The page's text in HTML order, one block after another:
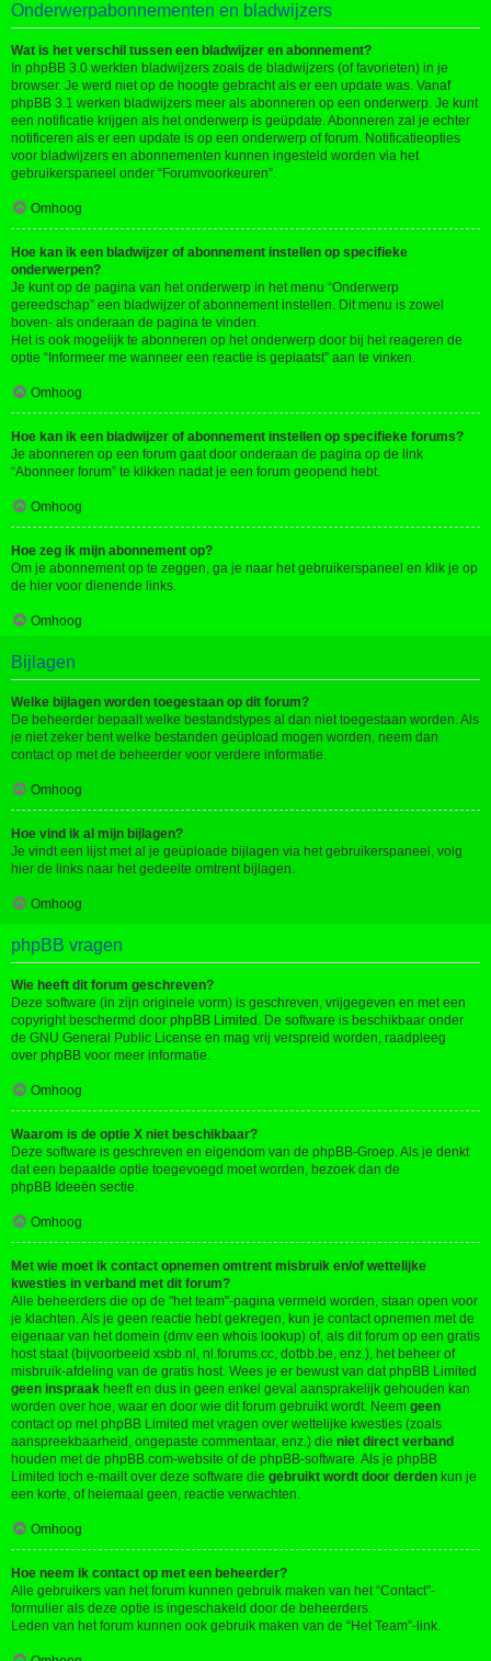
Onderwerpabonnementen en bladwijzers
Wat is het verschil tussen een bladwijzer en abonnement?
In phpBB 3.0 werkten bladwijzers zoals de bladwijzers (of favorieten) in je
browser. Je werd niet op de hoogte gebracht als er een update was. Vanaf
phpBB 3.1 werken bladwijzers meer als abonneren op een onderwerp. Je kunt
een notificatie krijgen als het onderwerp is geüpdate. Abonneren zal je echter
notificeren als er een update is op een onderwerp of forum. Notificatieopties
voor bladwijzers en abonnementen kunnen ingesteld worden via het
gebruikerspaneel onder “Forumvoorkeuren”.
Omhoog
Hoe kan ik een bladwijzer of abonnement instellen op specifieke
onderwerpen?
Je kunt op de pagina van het onderwerp in het menu “Onderwerp
gereedschap” een bladwijzer of abonnement instellen. Dit menu is zowel
boven- als onderaan de pagina te vinden.
Het is ook mogelijk te abonneren op het onderwerp door bij het reageren de
optie “Informeer me wanneer een reactie is geplaatst” aan te vinken.
Omhoog
Hoe kan ik een bladwijzer of abonnement instellen op specifieke forums?
Je abonneren op een forum gaat door onderaan de pagina op de link
“Abonneer forum” te klikken nadat je een forum geopend hebt.
Omhoog
Hoe zeg ik mijn abonnement op?
Om je abonnement op te zeggen, ga je naar het gebruikerspaneel en klik je op
de hier voor dienende links.
Omhoog
Bijlagen
Welke bijlagen worden toegestaan op dit forum?
De beheerder bepaalt welke bestandstypes al dan niet toegestaan worden. Als
je niet zeker bent welke bestanden geüpload mogen worden, neem dan
contact op met de beheerder voor verdere informatie.
Omhoog
Hoe vind ik al mijn bijlagen?
Je vindt een lijst met al je geüploade bijlagen via het gebruikerspaneel, volg
hier de links naar het gedeelte omtrent bijlagen.
Omhoog
phpBB vragen
Wie heeft dit forum geschreven?
Deze software (in zijn originele vorm) is geschreven, vrijgegeven en met een
copyright beschermd door phpBB Limited . De software is beschikbaar onder
de GNU General Public License en mag vrij verspreid worden, raadpleeg
over phpBB voor meer informatie.
Omhoog
Waarom is de optie X niet beschikbaar?
Deze software is geschreven en eigendom van de phpBB-Groep. Als je denkt
dat een bepaalde optie toegevoegd moet worden, bezoek dan de
phpBB Ideeën sectie.
Omhoog
Met wie moet ik contact opnemen omtrent misbruik en/of wettelijke
kwesties in verband met dit forum?
Alle beheerders die op de "het team"-pagina vermeld worden, staan open voor
je klachten. Als je geen reactie hebt gekregen, kun je contact opnemen met de
eigenaar van het domein (dmv een whois lookup) of, als dit forum op een gratis
host staat (bijvoorbeeld xsbb.nl, nl.forums.cc, dotbb.be, enz.), het beheer of
misbruik-afdeling van de gratis host. Wees je er bewust van dat phpBB Limited
geen inspraak heeft en dus in geen enkel geval aansprakelijk gehouden kan
worden over hoe, waar en door wie dit forum gebruikt wordt. Neem geen
contact op met phpBB Limited met vragen over wettelijke kwesties (zoals
aanspreekbaarheid, ongepaste commentaar, enz.) die niet direct verband
houden met de phpBB.com-website of de phpBB-software. Als je phpBB
Limited toch e-mailt over deze software die gebruikt wordt door derden kun je
een korte, of helemaal geen, reactie verwachten.
Omhoog
Hoe neem ik contact op met een beheerder?
Alle gebruikers van het forum kunnen gebruik maken van het “Contact”-
formulier als deze optie is ingeschakeld door de beheerders.
Leden van het forum kunnen ook gebruik maken van de “Het Team”-link.